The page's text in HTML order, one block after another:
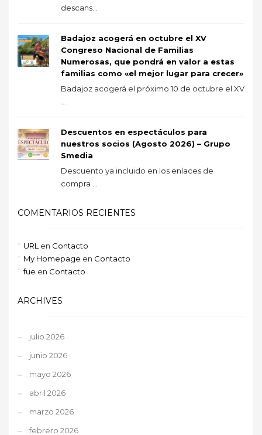
descans...
Badajoz acogerá en octubre el XV
Congreso Nacional de Familias
Numerosas, que pondrá en valor a estas
familias como «el mejor lugar para crecer»
Badajoz acogerá el próximo 10 de octubre el XV
Descuentos en espectáculos para
nuestros socios (Agosto 2026) – Grupo
Smedia
Descuento ya incluido en los enlaces de
compra ...
COMENTARIOS RECIENTES
URL en Contacto
My Homepage en Contacto
fue en Contacto
ARCHIVES
julio 2026
junio 2026
mayo 2026
abril 2026
marzo 2026
febrero 2026